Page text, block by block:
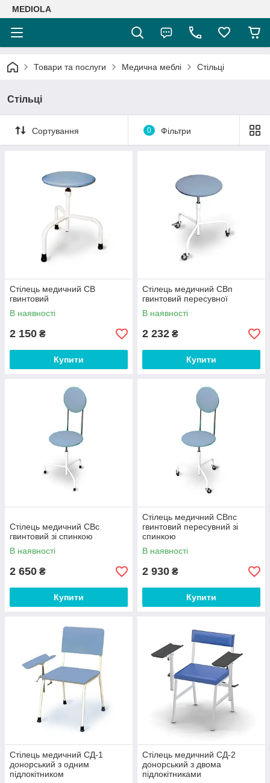
MEDIOLA
Товари та послуги Медична меблі Стільці
Стільці
Сортування 0 Фільтри
Стілець медичний СВ
гвинтовий
В наявності
2 150 ₴
Купити
Стілець медичний СВп
гвинтовий пересувної
В наявності
2 232 ₴
Купити
Стілець медичний СВс
гвинтовий зі спинкою
В наявності
2 650 ₴
Купити
Стілець медичний СВпс
гвинтовий пересувний зі
спинкою
В наявності
2 930 ₴
Купити
Стілець медичний СД-1
донорський з одним
підлокітником
Стілець медичний СД-2
донорський з двома
підлокітниками